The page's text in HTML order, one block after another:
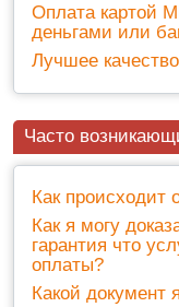
Оплата картой
деньгами или
Лучшее
Часто
Как происходит
Как я могу
гарантия что
оплаты?
Какой документ